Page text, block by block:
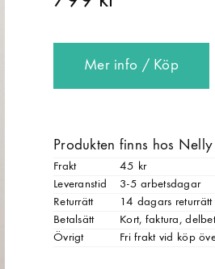
Mer info / Köp
Produkten finns hos Nelly
Frakt
45 kr
Leveranstid
3-5 arbetsdagar
Returrätt
14 dagars returrätt
Betalsätt
Kort, faktura,
Övrigt
Fri frakt vid köp